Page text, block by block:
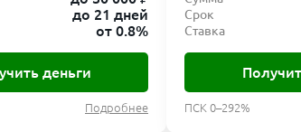
до 21 дней
от 0.8%
деньги
Подробнее
Срок
Ставка
ПСК 0–292%